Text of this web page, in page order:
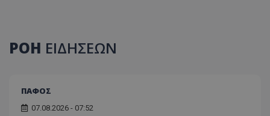
ΡΟΗ ΕΙΔΗΣΕΩΝ
ΠΑΦΟΣ
07.08.2026 - 07:52